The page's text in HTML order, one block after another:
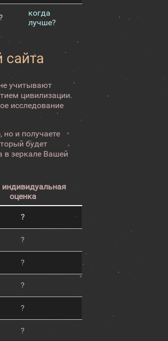
когда
лучше?
сайта
учитывают
цивилизации.
исследование
и получаете
будет
в зеркале Вашей
оценка
?
?
?
?
?
?